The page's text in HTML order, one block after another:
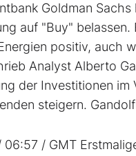
Goldman
auf "Buy"
positiv, auch
Analyst Alberto
der Investitionen
steigern.
/ GMT